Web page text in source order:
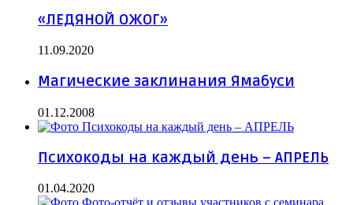
«ЛЕДЯНОЙ ОЖОГ»
11.09.2020
Магические заклинания Ямабуси
01.12.2008
Психокоды на каждый день – АПРЕЛЬ
01.04.2020